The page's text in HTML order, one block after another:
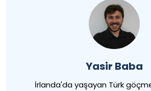
Yasir Baba
İrlanda'da yaşayan Türk